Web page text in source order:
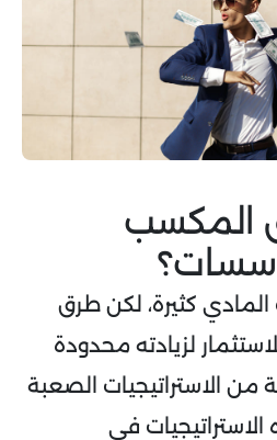
المكسب
كثيرة، لكن طرق
لزيادته محدودة
الاستراتيجيات الصعبة
في